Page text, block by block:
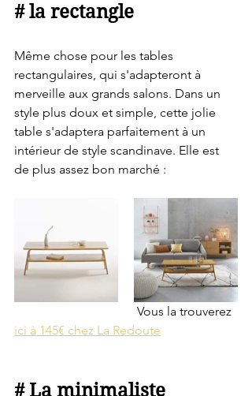
# la rectangle
Même chose pour les tables
rectangulaires, qui s'adapteront à
merveille aux grands salons. Dans un
style plus doux et simple, cette jolie
table s'adaptera parfaitement à un
intérieur de style scandinave. Elle est
de plus assez bon marché :
                                       Vous la trouverez
ici à 145€ chez La Redoute
# La minimaliste